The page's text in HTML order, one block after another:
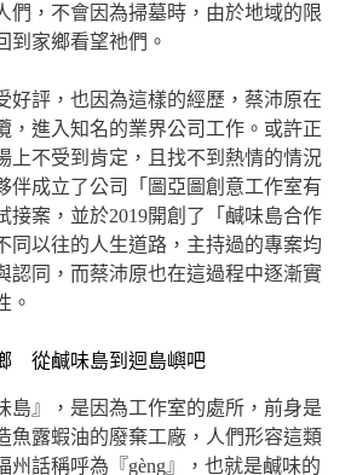
們，不會因為掃墓時，由於地域的限
到家鄉看望祂們。
好評，也因為這樣的經歷，蔡沛原在
，進入知名的業界公司工作。或許正
上不受到肯定，且找不到熱情的情況
伴成立了公司「圖亞圖創意工作室有
接案，並於2019開創了「鹹味島合作
同以往的人生道路，主持過的專案均
認同，而蔡沛原也在這過程中逐漸實
。
從鹹味島到迴島嶼吧
島』，是因為工作室的處所，前身是
魚露蝦油的廢棄工廠，人們形容這類
州話稱呼為『gèng』，也就是鹹味的